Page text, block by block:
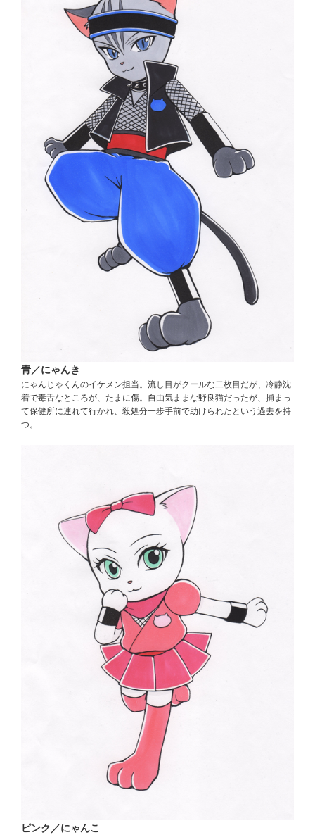
青／にゃんき
にゃんじゃくんのイケメン担当。流し目がクールな二枚目だが、冷静沈
着で毒舌なところが、たまに傷。自由気ままな野良猫だったが、捕まっ
て保健所に連れて行かれ、殺処分一歩手前で助けられたという過去を持
つ。
ピンク／にゃんこ